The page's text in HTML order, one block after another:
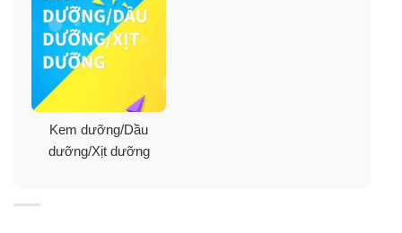
Kem dưỡng/Dầu
dưỡng/Xịt dưỡng